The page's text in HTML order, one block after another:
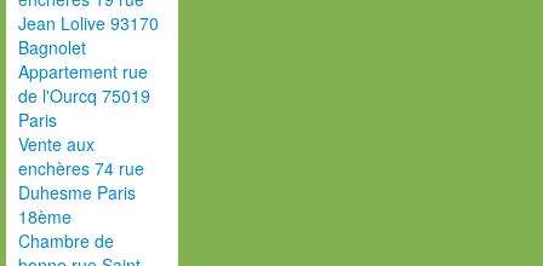
Jean Lolive 93170
Bagnolet
Appartement rue
de l'Ourcq 75019
Paris
Vente aux
enchères 74 rue
Duhesme Paris
18ème
Chambre de